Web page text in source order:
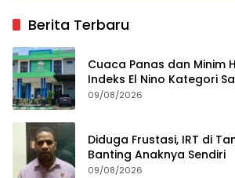
Berita Terbaru
Cuaca Panas dan Minim
Indeks El Nino Kategori
09/08/2026
Diduga Frustasi, IRT di
Banting Anaknya Sendiri
09/08/2026